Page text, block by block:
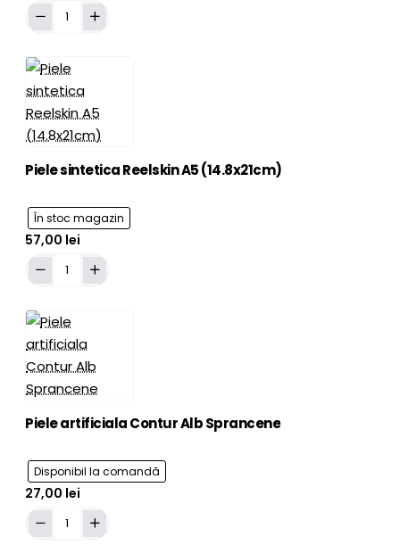
Piele
3D
Sprancene
Makeup
OFERTA
Piele sintetica Reelskin A5 (14.8x21cm)
În stoc magazin
57,00 lei
Piele
Reelskin
A5
(14.8x21cm)
Piele artificiala Contur Alb Sprancene
Disponibil la comandă
27,00 lei
Piele